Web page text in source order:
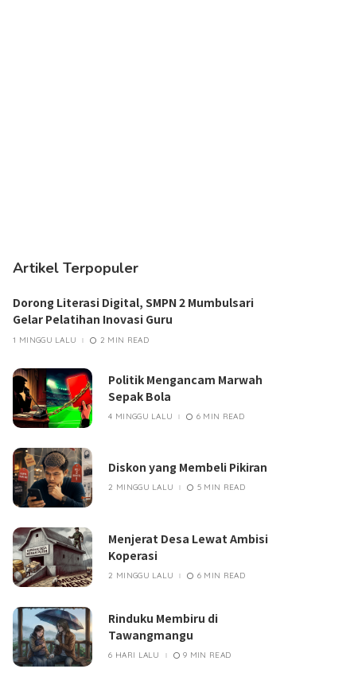
Artikel Terpopuler
Dorong Literasi Digital, SMPN 2 Mumbulsari
Gelar Pelatihan Inovasi Guru
1 MINGGU LALU 2 MIN READ
Politik Mengancam Marwah
Sepak Bola
4 MINGGU LALU 6 MIN READ
Diskon yang Membeli Pikiran
2 MINGGU LALU 5 MIN READ
Menjerat Desa Lewat Ambisi
Koperasi
2 MINGGU LALU 6 MIN READ
Rinduku Membiru di
Tawangmangu
6 HARI LALU 9 MIN READ